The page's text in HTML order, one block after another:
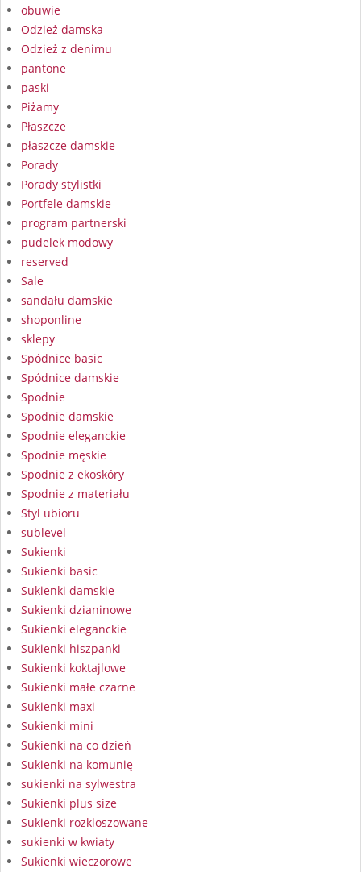
obuwie
Odzież damska
Odzież z denimu
pantone
paski
Piżamy
Płaszcze
płaszcze damskie
Porady
Porady stylistki
Portfele damskie
program partnerski
pudelek modowy
reserved
Sale
sandału damskie
shoponline
sklepy
Spódnice basic
Spódnice damskie
Spodnie
Spodnie damskie
Spodnie eleganckie
Spodnie męskie
Spodnie z ekoskóry
Spodnie z materiału
Styl ubioru
sublevel
Sukienki
Sukienki basic
Sukienki damskie
Sukienki dzianinowe
Sukienki eleganckie
Sukienki hiszpanki
Sukienki koktajlowe
Sukienki małe czarne
Sukienki maxi
Sukienki mini
Sukienki na co dzień
Sukienki na komunię
sukienki na sylwestra
Sukienki plus size
Sukienki rozkloszowane
sukienki w kwiaty
Sukienki wieczorowe